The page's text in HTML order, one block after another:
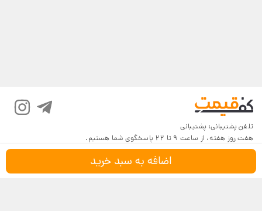
اضافه به سبد خرید
تلفن پشتیبانی: پشتیبانی
هفت روز هفته، از ساعت 9 تا 22 پاسخگوی شما هستیم.